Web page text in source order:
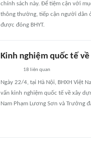
chính sách này. Để tiệm cận với
thông thường, tiếp cận người dân
được đóng BHYT.
Kinh nghiệm quốc tế
18 liên quan
Ngày 22/4, tại Hà Nội, BHXH Việt
vấn kinh nghiệm quốc tế về xây
Nam Phạm Lương Sơn và Trưởng